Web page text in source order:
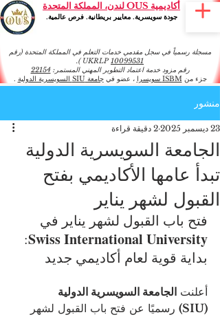
أكاديمية OUS لندن، المملكة المتحدة
جودة سويسرية. معايير بريطانية. فرص عالمية.
مسجلة رسمياً في سجل مقدمي خدمات التعلم في المملكة المتحدة (رقم
UKRLP 10099531
).
رقم مزود خدمة اعتماد التطوير المهني المستمر:22154
جزء منISBM سويسرا ، عضو فيجامعة SIU السويسرية الدولية .
منشور
الجامعة السويسرية الدولية
تبدأ عامها الأكاديمي بفتح
القبول لشهر يناير
23 ديسمبر 2025 2 دقيقة قراءة
فتح باب القبول لشهر يناير في
Swiss International University
:
بداية قوية لعام أكاديمي جديد
أعلنت الجامعة السويسرية الدولية
(SIU)
رسميًا عن فتح باب القبول لشهر